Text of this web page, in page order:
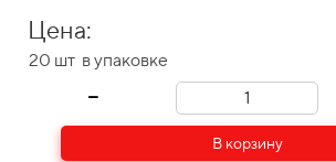
Цена:
20 шт в упаковке
В корзину